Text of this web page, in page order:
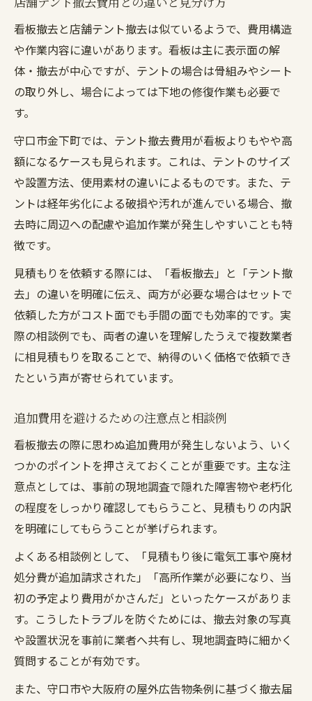
看板撤去と店舗テント撤去は似ているようで、費用構造
や作業内容に違いがあります。看板は主に表示面の解
体・撤去が中心ですが、テントの場合は骨組みやシート
の取り外し、場合によっては下地の修復作業も必要で
す。
守口市金下町では、テント撤去費用が看板よりもやや高
額になるケースも見られます。これは、テントのサイズ
や設置方法、使用素材の違いによるものです。また、テ
ントは経年劣化による破損や汚れが進んでいる場合、撤
去時に周辺への配慮や追加作業が発生しやすいことも特
徴です。
見積もりを依頼する際には、「看板撤去」と「テント撤
去」の違いを明確に伝え、両方が必要な場合はセットで
依頼した方がコスト面でも手間の面でも効率的です。実
際の相談例でも、両者の違いを理解したうえで複数業者
に相見積もりを取ることで、納得のいく価格で依頼でき
たという声が寄せられています。
追加費用を避けるための注意点と相談例
看板撤去の際に思わぬ追加費用が発生しないよう、いく
つかのポイントを押さえておくことが重要です。主な注
意点としては、事前の現地調査で隠れた障害物や老朽化
の程度をしっかり確認してもらうこと、見積もりの内訳
を明確にしてもらうことが挙げられます。
よくある相談例として、「見積もり後に電気工事や廃材
処分費が追加請求された」「高所作業が必要になり、当
初の予定より費用がかさんだ」といったケースがありま
す。こうしたトラブルを防ぐためには、撤去対象の写真
や設置状況を事前に業者へ共有し、現地調査時に細かく
質問することが有効です。
また、守口市や大阪府の屋外広告物条例に基づく撤去届